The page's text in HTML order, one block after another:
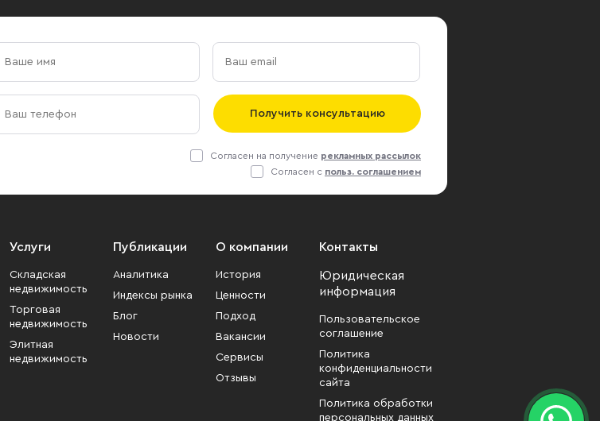
Получить консультацию
Согласен на получение рекламных рассылок
Согласен с польз. соглашением
Услуги
Складская
недвижимость
Торговая
недвижимость
Элитная
недвижимость
Публикации
Аналитика
Индексы рынка
Блог
Новости
О компании
История
Ценности
Подход
Вакансии
Сервисы
Отзывы
Контакты
Юридическая
информация
Пользовательское
соглашение
Политика
конфиденциальности
сайта
Политика обработки
персональных данных